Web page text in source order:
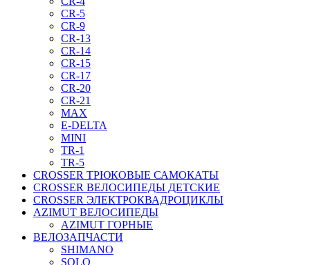
CR-5
CR-9
CR-13
CR-14
CR-15
CR-17
CR-20
CR-21
MAX
E-DELTA
MINI
TR-1
TR-5
CROSSER ТРЮКОВЫЕ САМОКАТЫ
CROSSER ВЕЛОСИПЕДЫ ДЕТСКИЕ
CROSSER ЭЛЕКТРОКВАДРОЦИКЛЫ
AZIMUT ВЕЛОСИПЕДЫ
AZIMUT ГОРНЫЕ
ВЕЛОЗАПЧАСТИ
SHIMANO
SOLO